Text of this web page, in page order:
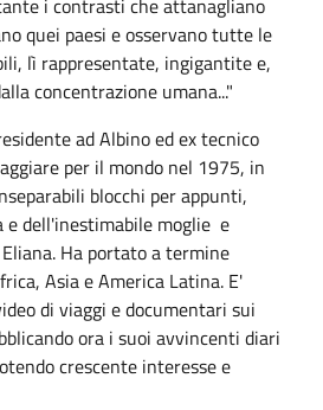
quei paesi e osservano tutte le
lì rappresentate, ingigantite e,
concentrazione umana..."
ad Albino ed ex tecnico
per il mondo nel 1975, in
blocchi per appunti,
e dell'inestimabile moglie e
Ha portato a termine
Asia e America Latina. E'
di viaggi e documentari sui
ora i suoi avvincenti diari
crescente interesse e